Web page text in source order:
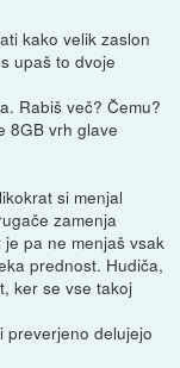
kako velik zaslon
upaš to dvoje
Rabiš več? Čemu?
8GB vrh glave
si menjal
zamenja
pa ne menjaš vsak
prednost. Hudiča,
ker se vse takoj
preverjeno delujejo